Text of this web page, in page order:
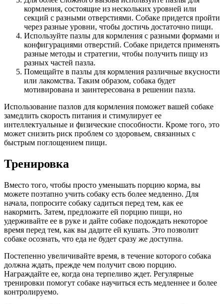
кормления, состоящие из нескольких уровней или
секций с разными отверстиями. Собаке придется пройти
через разные уровни, чтобы достичь достаточно пищи.
Используйте пазлы для кормления с разными формами и
конфигурациями отверстий. Собаке придется применять
разные методы и стратегии, чтобы получить пищу из
разных частей пазла.
Помещайте в пазлы для кормления различные вкусности
или лакомства. Таким образом, собака будет
мотивирована и заинтересована в решении пазла.
Использование пазлов для кормления поможет вашей собаке
замедлить скорость питания и стимулирует ее
интеллектуальные и физические способности. Кроме того, это
может снизить риск проблем со здоровьем, связанных с
быстрым поглощением пищи.
Тренировка
Вместо того, чтобы просто уменьшать порцию корма, вы
можете поэтапно учить собаку есть более медленно. Для
начала, попросите собаку садиться перед тем, как ее
накормить. Затем, предложите ей порцию пищи, но
удерживайте ее в руке и дайте собаке подождать некоторое
время перед тем, как вы дадите ей кушать. Это позволит
собаке осознать, что еда не будет сразу же доступна.
Постепенно увеличивайте время, в течение которого собака
должна ждать, прежде чем получит свою порцию.
Награждайте ее, когда она терпеливо ждет. Регулярные
тренировки помогут собаке научиться есть медленнее и более
контролируемо.